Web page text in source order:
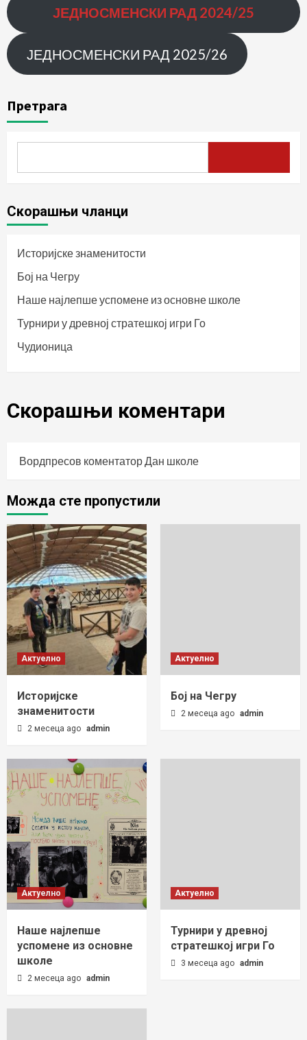
ЈЕДНОСМЕНСКИ РАД 2024/25
ЈЕДНОСМЕНСКИ РАД 2025/26
Претрага
Скорашњи чланци
Историјске знаменитости
Бој на Чегру
Наше најлепше успомене из основне школе
Турнири у древној стратешкој игри Го
Чудионица
Скорашњи коментари
Вордпресов коментаторДан школе
Можда сте пропустили
Актуелно
Историјске
знаменитости
2 месеца ago admin
Актуелно
Бој на Чегру
2 месеца ago admin
Актуелно
Наше најлепше
успомене из основне
школе
2 месеца ago admin
Актуелно
Турнири у древној
стратешкој игри Го
3 месеца ago admin